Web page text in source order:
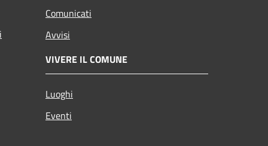
Comunicati
Avvisi
VIVERE IL COMUNE
Luoghi
Eventi